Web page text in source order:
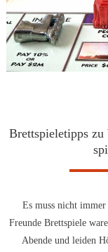
Brettspieletipps zu
Es muss nicht
Freunde Brettspiele
Abende und leiden